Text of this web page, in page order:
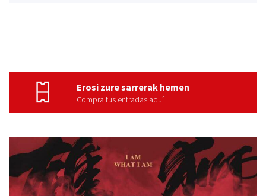
Erosi zure sarrerak hemen
Compra tus entradas aquí